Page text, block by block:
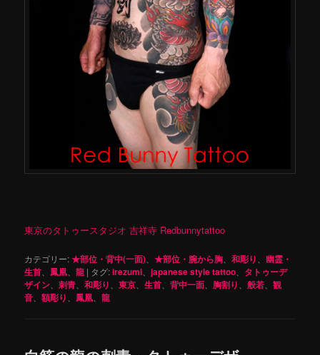
東京のタトゥースタジオ 吉祥寺 Redbunnytattoo
カテゴリー:★部位・背中(一面) 、★部位・腕から胸 、和彫り 、幽霊・
生首
鳳凰 、龍 | タグ:irezumi 、japanese style tattoo
タトゥーデ
ザイン 、刺青 、和彫り 、東京 、生首 、背中一面 胸割り 、般若 、観
音 、額彫り 鳳凰 、龍